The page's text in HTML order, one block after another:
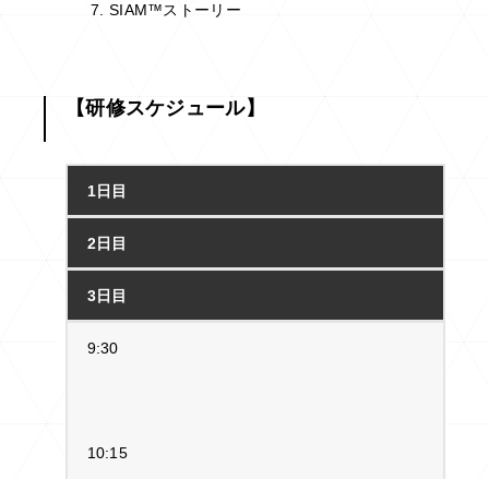
SIAM™ストーリー
【研修スケジュール】
1日目
2日目
3日目
9:30
10:15